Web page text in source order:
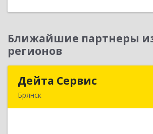
Ближайшие партнеры
регионов
Дейта Сервис
Брянск